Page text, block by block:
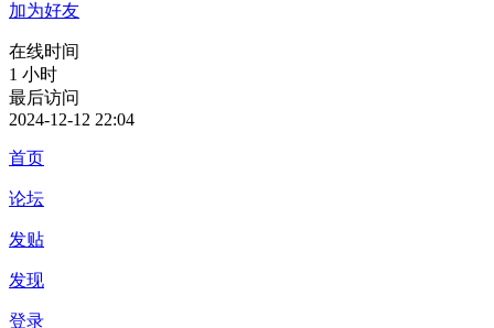
加为好友
在线时间
1 小时
最后访问
2024-12-12 22:04
首页
论坛
发贴
发现
登录